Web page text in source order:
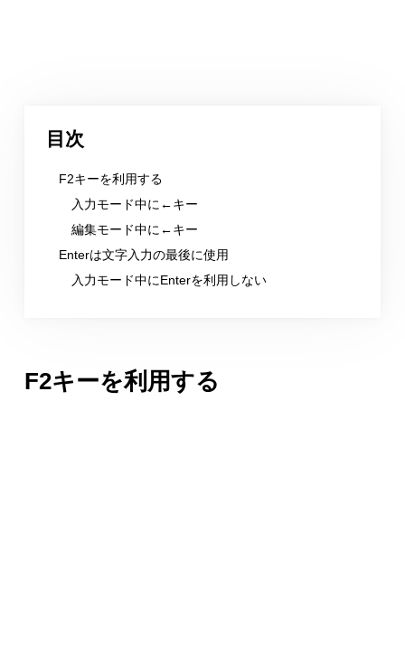
目次
F2キーを利用する
入力モード中に←キー
編集モード中に←キー
Enterは文字入力の最後に使用
入力モード中にEnterを利用しない
F2キーを利用する